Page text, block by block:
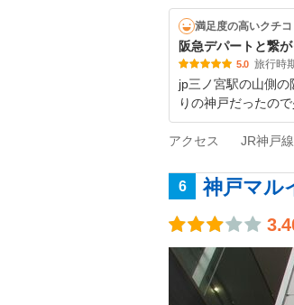
満足度の高いクチコ
阪急デパートと繋
5.0 旅行時
jp三ノ宮駅の山側
りの神戸だったの
アクセス JR神戸
6 神戸マル